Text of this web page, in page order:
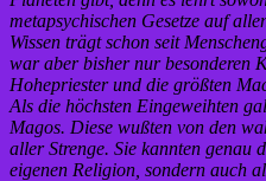
metapsychischen Gesetze auf
Wissen trägt schon seit
war aber bisher nur besonderen
Hohepriester und die größten
Als die höchsten Eingeweihten
Magos. Diese wußten von den
aller Strenge. Sie kannten genau
eigenen Religion, sondern auch